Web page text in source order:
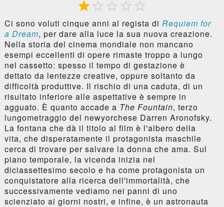
    
Ci sono voluti cinque anni al regista di Requiem for
a Dream, per dare alla luce la sua nuova creazione.
Nella storia del cinema mondiale non mancano
esempi eccellenti di opere rimaste troppo a lungo
nel cassetto: spesso il tempo di gestazione è
dettato da lentezze creative, oppure soltanto da
difficoltà produttive. Il rischio di una caduta, di un
risultato inferiore alle aspettative è sempre in
agguato. È quanto accade a The Fountain, terzo
lungometraggio del newyorchese Darren Aronofsky.
La fontana che dà il titolo al film è l'albero della
vita, che disperatamente il protagonista maschile
cerca di trovare per salvare la donna che ama. Sul
piano temporale, la vicenda inizia nel
diciassettesimo secolo e ha come protagonista un
conquistatore alla ricerca dell'immortalità, che
successivamente vediamo nei panni di uno
scienziato ai giorni nostri, e infine, è un astronauta